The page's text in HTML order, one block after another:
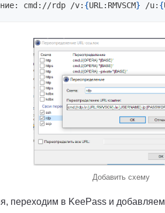
cmd://rdp /v: {URL:RMVSCM} /u: {
Добавить схему
переходим в KeePass и